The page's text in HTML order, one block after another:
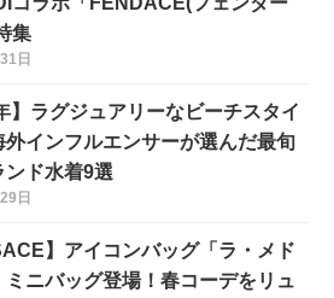
集
日
】ラグジュアリーなビーチスタイ
インフルエンサーが選んだ最旬
ンド水着9選
日
】アイコンバッグ「ラ・メド
ミニバッグ登場！春コーデをリュ